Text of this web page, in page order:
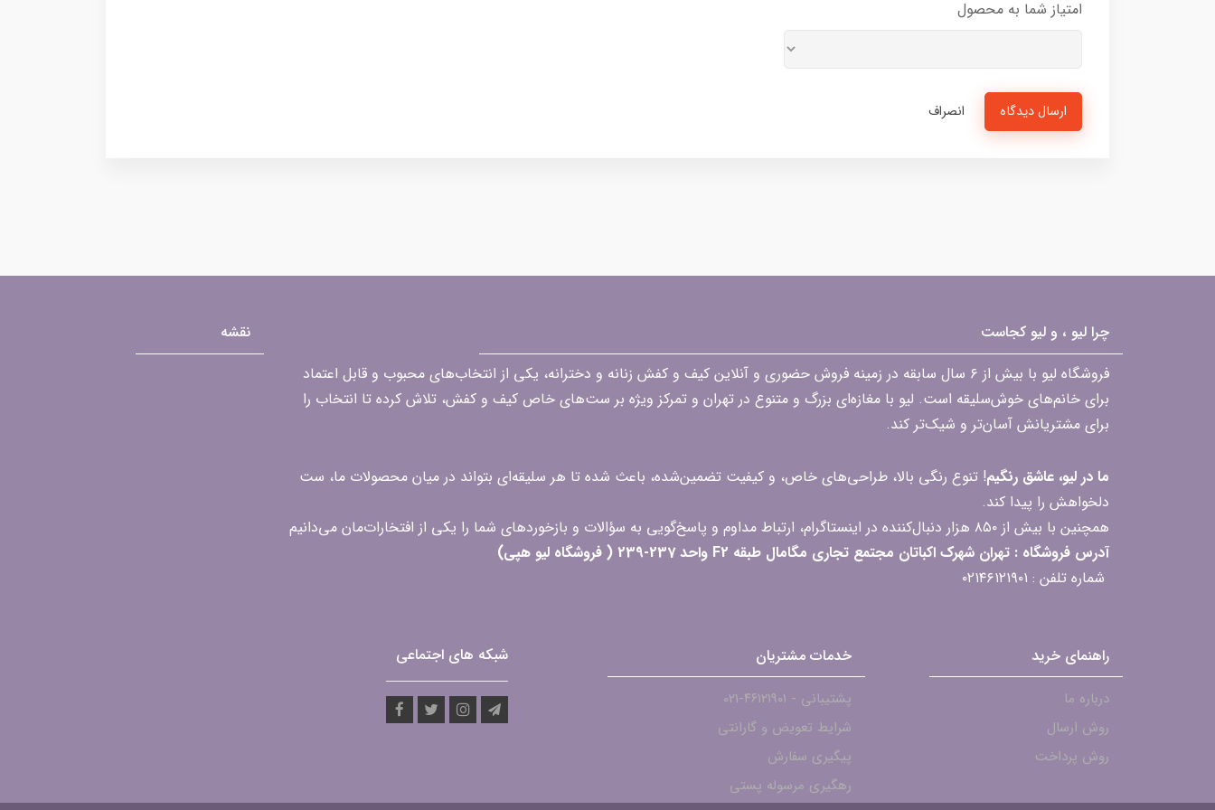
امتیاز شما به محصول
ارسال دیدگاه انصراف
چرا لیو ، و لیو کجاست
فروشگاه لیو با بیش از ۶ سال سابقه در زمینه فروش حضوری و آنلاین کیف و کفش زنانه و دخترانه، یکی از انتخاب‌های محبوب و قابل اعتماد
برای خانم‌های خوش‌سلیقه است. لیو با مغازه‌ای بزرگ و متنوع در تهران و تمرکز ویژه بر ست‌های خاص کیف و کفش، تلاش کرده تا انتخاب را
برای مشتریانش آسان‌تر و شیک‌تر کند.
ما در لیو، عاشق رنگیم! تنوع رنگی بالا، طراحی‌های خاص، و کیفیت تضمین‌شده، باعث شده تا هر سلیقه‌ای بتواند در میان محصولات ما، ست
دلخواهش را پیدا کند.
همچنین با بیش از ۸۵۰ هزار دنبال‌کننده در اینستاگرام، ارتباط مداوم و پاسخ‌گویی به سؤالات و بازخوردهای شما را یکی از افتخارات‌مان می‌دانیم
آدرس فروشگاه : تهران شهرک اکباتان مجتمع تجاری مگامال طبقه F2 واحد 237-239 ( فروشگاه لیو هپی)
شماره تلفن : ۰۲۱۴۶۱۲۱۹۰۱
نقشه
راهنمای خرید
درباره ما
روش ارسال
روش پرداخت
خدمات مشتریان
پشتیبانی - ۴۶۱۲۱۹۰۱-021
شرایط تعویض و گارانتی
پیگیری سفارش
رهگیری مرسوله پستی
شبکه های اجتماعی